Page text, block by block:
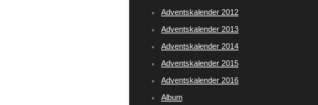
Adventskalender 2012
Adventskalender 2013
Adventskalender 2014
Adventskalender 2015
Adventskalender 2016
Album